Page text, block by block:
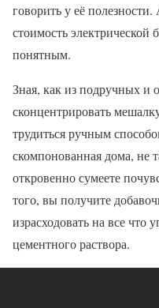
говорить у её
стоимость электрической
понятным.
Зная, как из подручных и
сконцентрировать
трудиться ручным
скомпонованная дома, не
откровенно сумеете
того, вы получите
израсходовать на все что
цементного раствора.